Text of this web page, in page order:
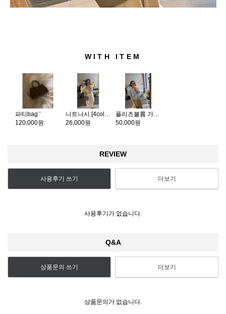
WITH ITEM
파티bag '
120,000원
26,000원
50,000원
REVIEW
사용후기 쓰기 더보기
사용후기가 없습니다.
Q&A
상품문의 쓰기 더보기
상품문의가 없습니다.